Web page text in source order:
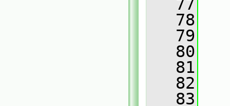
   77
   78
   79
   80
   81
   82
   83